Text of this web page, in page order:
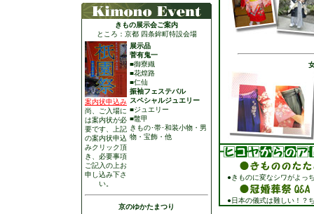
きもの展示会ご案内
ところ：京都 四条鉾町特設会場
案内状申込み
尚、ご入場に
は案内状が必
要です、上記
の案内状申込
みクリック頂
き、必要事項
ご記入の上お
申し込み下さ
い。
展示品
菅有鬼一
■御寮織
■花煌路
■仁仙
振袖フェステバル
スペシャルジュエリー
■ジュエリー
■鼈甲
きもの･帯･和装小物・男
物・宝飾・他
京のゆかたまつり
●きものに変なシワがよっ
●日本の儀式は難しい！？